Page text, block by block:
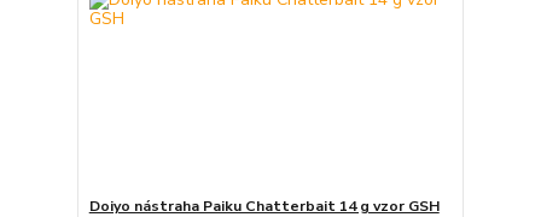
Doiyo nástraha Paiku Chatterbait 14 g vzor GSH